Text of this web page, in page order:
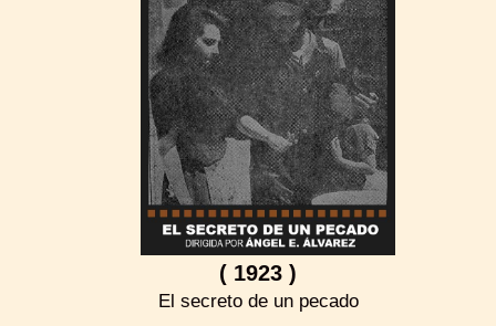
( 1923 )
El secreto de un pecado